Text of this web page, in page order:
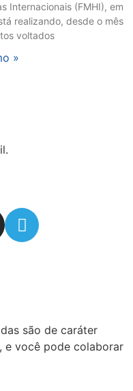
Internacionais (FMHI), em
realizando, desde o mês
voltados
»
são de caráter
e você pode colaborar